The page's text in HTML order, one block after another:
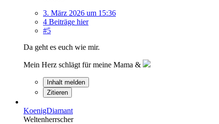
3. März 2026 um 15:36
4 Beiträge hier
#5
Da geht es euch wie mir.
Mein Herz schlägt für meine Mama &
Inhalt melden
Zitieren
KoenigDiamant
Weltenherrscher